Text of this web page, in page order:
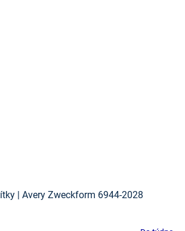
| Avery Zweckform 6944-2028